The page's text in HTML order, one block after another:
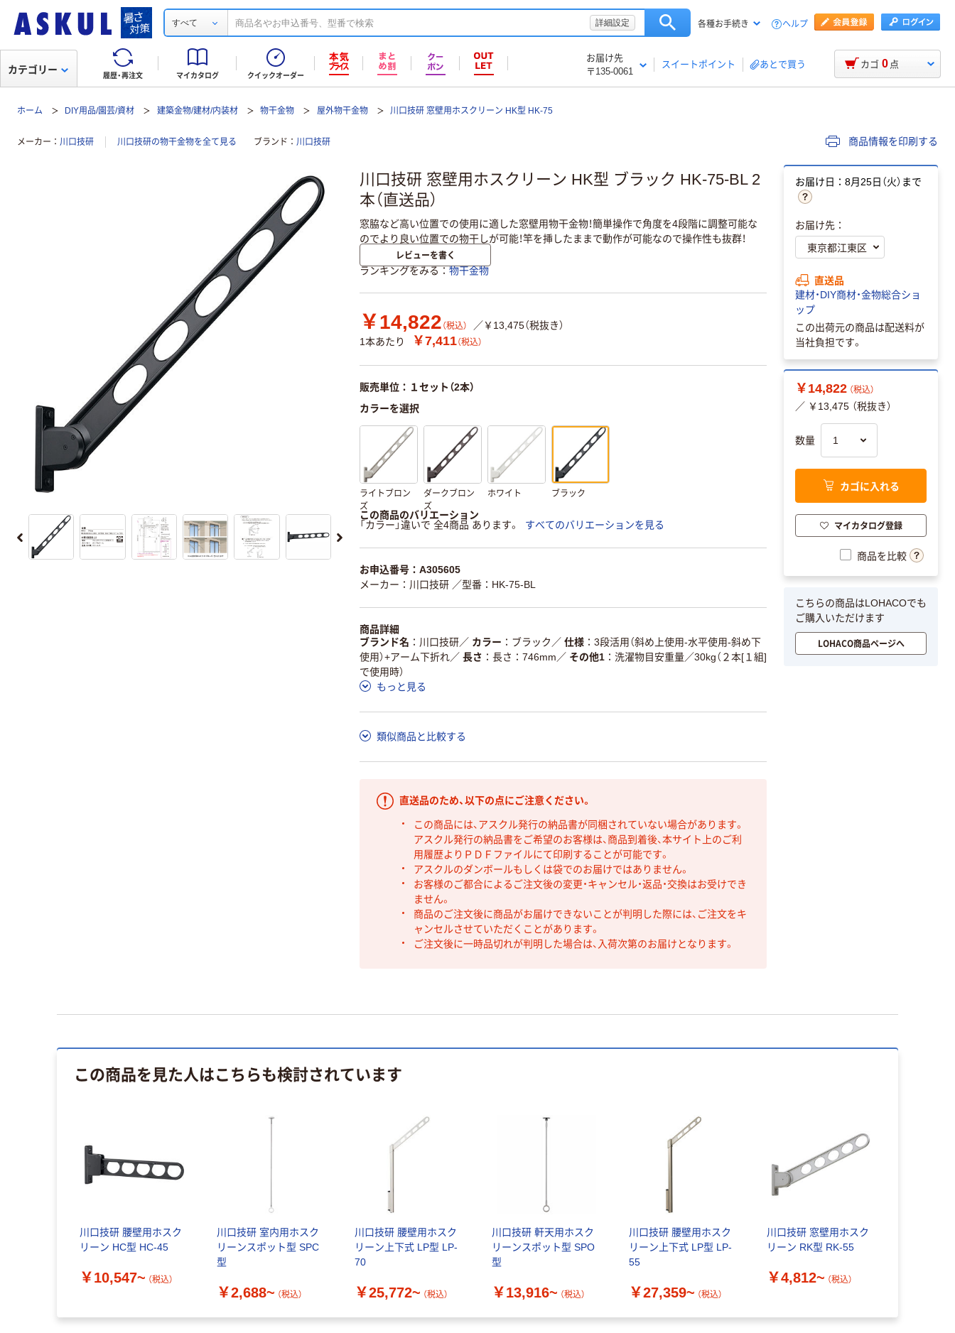
すべて 詳細設定 各種お手続き ヘルプ
履歴・再注文 マイカタログ クイックオーダー
お届け先
〒135-0061
スイートポイント あとで買う
カテゴリー カゴ 0 点
ホーム DIY用品/園芸/資材 建築金物/建材/内装材 物干金物 屋外物干金物 川口技研 窓壁用ホスクリーン HK型 HK-75
メーカー 川口技研 川口技研の物干金物を全て見る ブランド 川口技研 商品情報を印刷する
川口技研 窓壁用ホスクリーン HK型 ブラック HK-75-BL 2
本（直送品）
窓脇など高い位置での使用に適した窓壁用物干金物！簡単操作で角度を4段階に調整可能な
のでより良い位置での物干しが可能！竿を挿したままで動作が可能なので操作性も抜群！
レビューを書く
ランキングをみる 物干金物
￥14,822 （税込）
／￥13,475（税抜き）
1本あたり
￥7,411（税込）
販売単位：１セット（2本）
カラーを選択
ライトブロン
ズ
ダークブロン
ズ
ホワイト ブラック
この商品のバリエーション
「カラー」違いで 全4商品 あります。
すべてのバリエーションを見る
お申込番号：A305605
メーカー：川口技研 ／型番：HK-75-BL
商品詳細
ブランド名
川口技研／ カラー ブラック ／ 仕様
3段活用（斜め上使用-水平使用-斜め下
使用）+アーム下折れ／ 長さ 長さ：746mm ／ その他1
洗濯物目安重量／30kg（２本[１組]
で使用時）
もっと見る
類似商品と比較する
直送品のため、以下の点にご注意ください。
この商品には、アスクル発行の納品書が同梱されていない場合があります。
アスクル発行の納品書をご希望のお客様は、商品到着後、本サイト上のご利
用履歴よりＰＤＦファイルにて印刷することが可能です。
アスクルのダンボールもしくは袋でのお届けではありません。
お客様のご都合によるご注文後の変更・キャンセル・返品・交換はお受けでき
ません。
商品のご注文後に商品がお届けできないことが判明した際には、ご注文をキ
ャンセルさせていただくことがあります。
ご注文後に一時品切れが判明した場合は、入荷次第のお届けとなります。
お届け日：8月25日（火）まで
お届け先：
直送品
建材・DIY商材・金物総合ショ
ップ
この出荷元の商品は配送料が
当社負担です。
￥14,822 （税込）
／ ￥13,475 （税抜き）
数量
カゴに入れる
マイカタログ登録
商品を比較
こちらの商品はLOHACOでも
ご購入いただけます
LOHACO商品ページへ
この商品を見た人はこちらも検討されています
川口技研 腰壁用ホスク
リーン HC型 HC-45
￥10,547~ （税込）
川口技研 室内用ホスク
リーンスポット型 SPC
型
￥2,688~ （税込）
川口技研 腰壁用ホスク
リーン上下式 LP型 LP-
70
￥25,772~ （税込）
川口技研 軒天用ホスク
リーンスポット型 SPO
型
￥13,916~ （税込）
川口技研 腰壁用ホスク
リーン上下式 LP型 LP-
55
￥27,359~ （税込）
川口技研 窓壁用ホスク
リーン RK型 RK-55
￥4,812~ （税込）